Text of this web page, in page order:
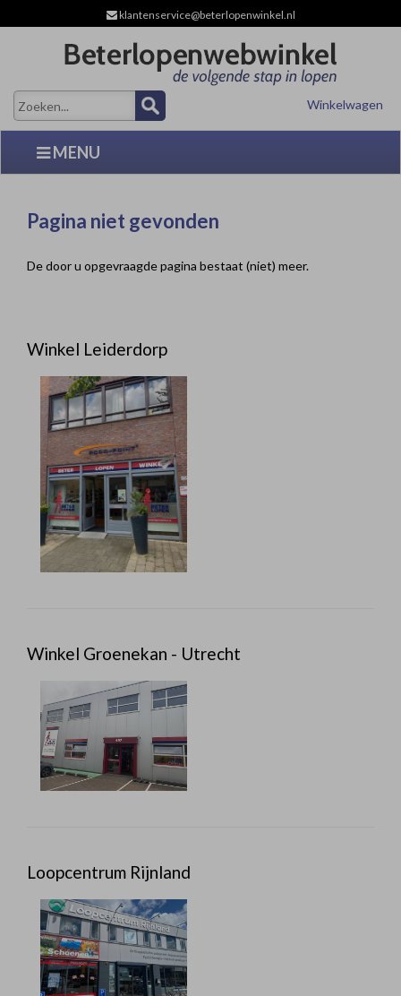
klantenservice@beterlopenwinkel.nl
Winkelwagen
MENU
Pagina niet gevonden
De door u opgevraagde pagina bestaat (niet) meer.
Winkel Leiderdorp
Winkel Groenekan - Utrecht
Loopcentrum Rijnland